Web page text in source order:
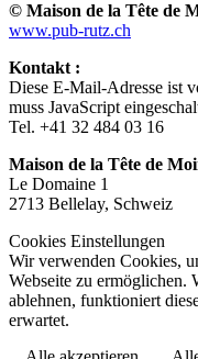
© Maison de la Tête de
www.pub-rutz.ch
Kontakt :
Diese E-Mail-Adresse ist
muss JavaScript
Tel. +41 32 484 03 16
Maison de la Tête de
Le Domaine 1
2713 Bellelay, Schweiz
Cookies Einstellungen
Wir verwenden Cookies,
Webseite zu ermöglichen.
ablehnen, funktioniert
erwartet.